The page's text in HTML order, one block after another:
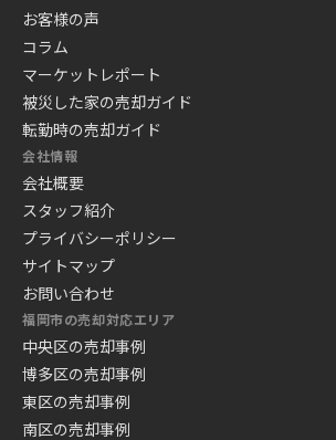
お客様の声
コラム
マーケットレポート
被災した家の売却ガイド
転勤時の売却ガイド
会社情報
会社概要
スタッフ紹介
プライバシーポリシー
サイトマップ
お問い合わせ
福岡市の売却対応エリア
中央区の売却事例
博多区の売却事例
東区の売却事例
南区の売却事例